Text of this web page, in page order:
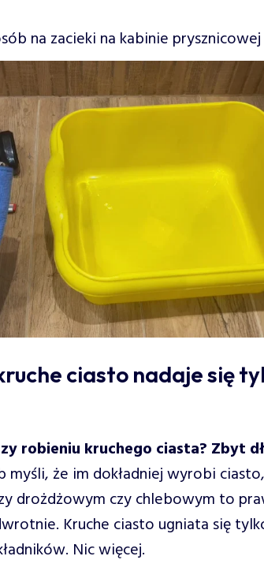
na zacieki na kabinie prysznicowej
ciasto nadaje się
robieniu kruchego ciasta? Zbyt
myśli, że im dokładniej wyrobi
drożdżowym czy chlebowym to
Kruche ciasto ugniata się
Nic więcej.